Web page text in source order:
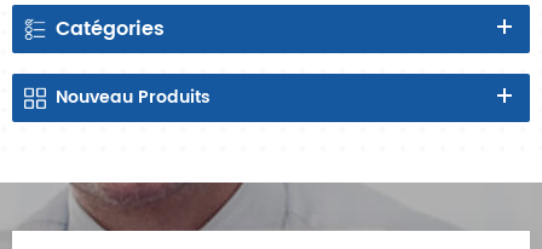
Catégories
Nouveau Produits